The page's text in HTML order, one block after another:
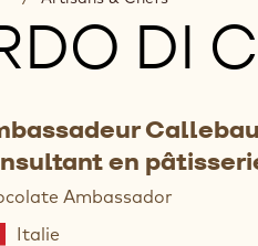
DI
en
Ambassador
Italie